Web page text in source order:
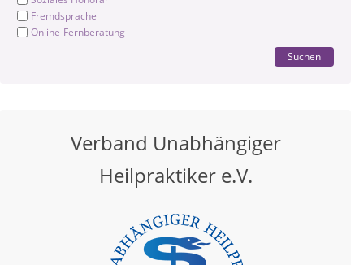
Fremdsprache
Online-Fernberatung
Suchen
Verband Unabhängiger
Heilpraktiker e.V.